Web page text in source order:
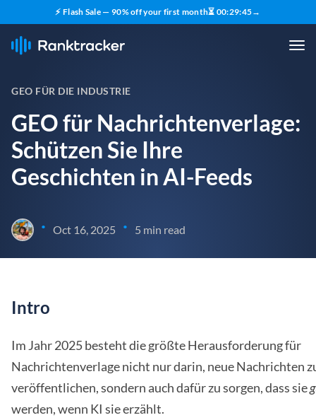
⚡ Flash Sale — 90% off your first month⏳ 00:29:44→
GEO FÜR DIE INDUSTRIE
GEO für Nachrichtenverlage:
Schützen Sie Ihre
Geschichten in AI-Feeds
• Oct 16, 2025 • 5 min read
Intro
Im Jahr 2025 besteht die größte Herausforderung für
Nachrichtenverlage nicht nur darin, neue Nachrichten
veröffentlichen, sondern auch dafür zu sorgen, dass sie
werden, wenn KI sie erzählt.